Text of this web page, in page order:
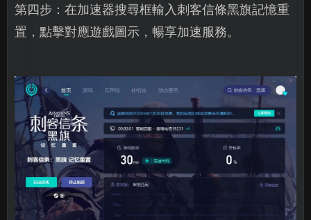
第四步：在加速器搜尋框輸入刺客信條黑旗記憶重
置，點擊對應遊戲圖示，暢享加速服務。